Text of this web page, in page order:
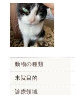
動物の種類
来院目的
診療領域